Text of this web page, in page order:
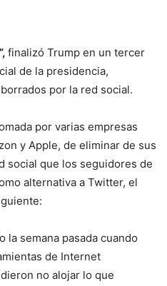
finalizó Trump en un tercer
de la presidencia,
por la red social.
por varias empresas
y Apple, de eliminar de sus
social que los seguidores de
alternativa a Twitter, el
la semana pasada cuando
de Internet
no alojar lo que